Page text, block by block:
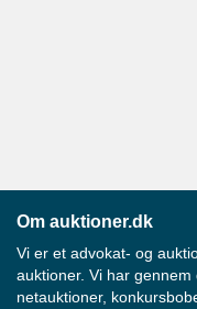
Om auktioner.dk
Vi er et advokat- og
auktioner. Vi har
netauktioner,